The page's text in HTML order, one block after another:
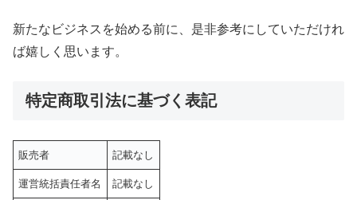
新たなビジネスを始める前に、是非参考にしていただけれ
ば嬉しく思います。
特定商取引法に基づく表記
販売者 記載なし
運営統括責任者名 記載なし